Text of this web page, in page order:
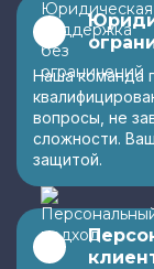
Наша команда
вопросы, не
сложности.
защитой.